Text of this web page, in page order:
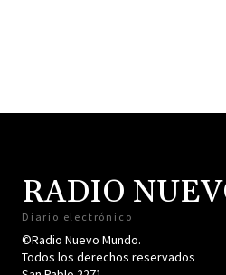
RADIO
Diario electrónico
©Radio Nuevo Mundo.
Todos los derechos reservados